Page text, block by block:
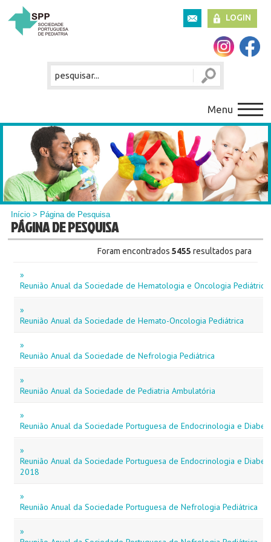
LOGIN
Menu
Início > Página de Pesquisa
PÁGINA DE PESQUISA
Foram encontrados 5455resultados para
»
Reunião Anual da Sociedade de Hematologia e Oncologia Pediátrica,
»
Reunião Anual da Sociedade de Hemato-Oncologia Pediátrica
»
Reunião Anual da Sociedade de Nefrologia Pediátrica
»
Reunião Anual da Sociedade de Pediatria Ambulatória
»
Reunião Anual da Sociedade Portuguesa de Endocrinologia e
»
Reunião Anual da Sociedade Portuguesa de Endocrinologia e
2018
»
Reunião Anual da Sociedade Portuguesa de Nefrologia Pediátrica
»